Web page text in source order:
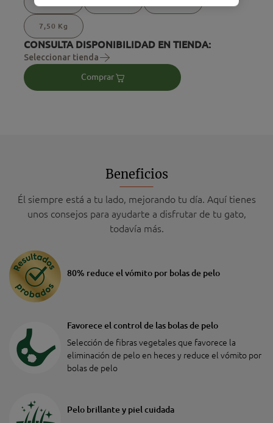
7,50 Kg
CONSULTA DISPONIBILIDAD EN TIENDA:
Seleccionar tienda
Comprar
Beneficios
Él siempre está a tu lado, mejorando tu día. Aquí tienes
unos consejos para ayudarte a disfrutar de tu gato,
todavía más.
80% reduce el vómito por bolas de pelo
Favorece el control de las bolas de pelo
Selección de fibras vegetales que favorece la
eliminación de pelo en heces y reduce el vómito por
bolas de pelo
Pelo brillante y piel cuidada